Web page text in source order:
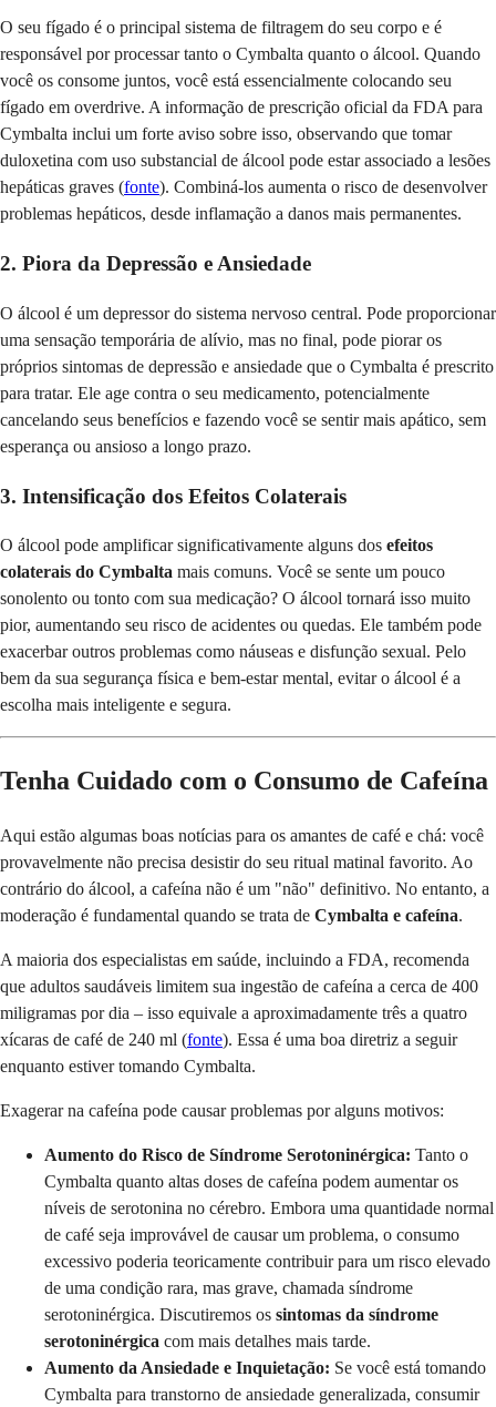
O seu fígado é o principal sistema de filtragem do seu corpo e é
responsável por processar tanto o Cymbalta quanto o álcool. Quando
você os consome juntos, você está essencialmente colocando seu
fígado em overdrive. A informação de prescrição oficial da FDA para
Cymbalta inclui um forte aviso sobre isso, observando que tomar
duloxetina com uso substancial de álcool pode estar associado a lesões
hepáticas graves (fonte). Combiná-los aumenta o risco de desenvolver
problemas hepáticos, desde inflamação a danos mais permanentes.
2. Piora da Depressão e Ansiedade
O álcool é um depressor do sistema nervoso central. Pode proporcionar
uma sensação temporária de alívio, mas no final, pode piorar os
próprios sintomas de depressão e ansiedade que o Cymbalta é prescrito
para tratar. Ele age contra o seu medicamento, potencialmente
cancelando seus benefícios e fazendo você se sentir mais apático, sem
esperança ou ansioso a longo prazo.
3. Intensificação dos Efeitos Colaterais
O álcool pode amplificar significativamente alguns dos efeitos
colaterais do Cymbalta mais comuns. Você se sente um pouco
sonolento ou tonto com sua medicação? O álcool tornará isso muito
pior, aumentando seu risco de acidentes ou quedas. Ele também pode
exacerbar outros problemas como náuseas e disfunção sexual. Pelo
bem da sua segurança física e bem-estar mental, evitar o álcool é a
escolha mais inteligente e segura.
Tenha Cuidado com o Consumo de Cafeína
Aqui estão algumas boas notícias para os amantes de café e chá: você
provavelmente não precisa desistir do seu ritual matinal favorito. Ao
contrário do álcool, a cafeína não é um "não" definitivo. No entanto, a
moderação é fundamental quando se trata de Cymbalta e cafeína.
A maioria dos especialistas em saúde, incluindo a FDA, recomenda
que adultos saudáveis limitem sua ingestão de cafeína a cerca de 400
miligramas por dia – isso equivale a aproximadamente três a quatro
xícaras de café de 240 ml (fonte). Essa é uma boa diretriz a seguir
enquanto estiver tomando Cymbalta.
Exagerar na cafeína pode causar problemas por alguns motivos:
Aumento do Risco de Síndrome Serotoninérgica: Tanto o
Cymbalta quanto altas doses de cafeína podem aumentar os
níveis de serotonina no cérebro. Embora uma quantidade normal
de café seja improvável de causar um problema, o consumo
excessivo poderia teoricamente contribuir para um risco elevado
de uma condição rara, mas grave, chamada síndrome
serotoninérgica. Discutiremos os sintomas da síndrome
serotoninérgica com mais detalhes mais tarde.
Aumento da Ansiedade e Inquietação: Se você está tomando
Cymbalta para transtorno de ansiedade generalizada, consumir